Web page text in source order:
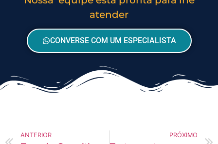
atender
CONVERSE COM UM ESPECIALISTA
ANTERIOR PRÓXIMO